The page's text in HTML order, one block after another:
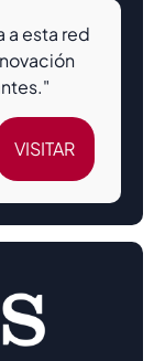
a esta red
VISITAR